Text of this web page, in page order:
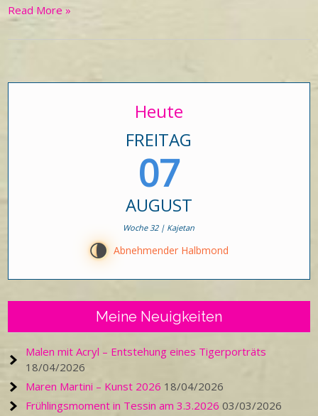
Read More »
Heute
FREITAG
07
AUGUST
Woche 32 | Kajetan
U Abnehmender Halbmond
Meine Neuigkeiten
Malen mit Acryl – Entstehung eines Tigerporträts
18/04/2026
Maren Martini – Kunst 2026 18/04/2026
Frühlingsmoment in Tessin am 3.3.2026 03/03/2026